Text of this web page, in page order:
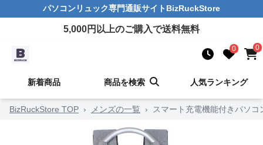
パソコンリュック専門通販サイト BizRuckStore
5,000円以上のご購入で送料無料
0 0
新着商品 商品を検索 人気ランキング
BizRuckStore TOP › メンズの一覧 › スマート充電機能付きパソコ